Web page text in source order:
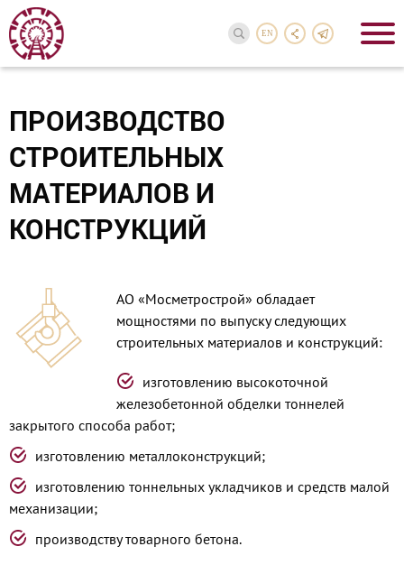
EN
ПРОИЗВОДСТВО
СТРОИТЕЛЬНЫХ
МАТЕРИАЛОВ И
КОНСТРУКЦИЙ
АО «Мосметрострой» обладает
мощностями по выпуску следующих
строительных материалов и конструкций:
изготовлению высокоточной
железобетонной обделки тоннелей
закрытого способа работ;
изготовлению металлоконструкций;
изготовлению тоннельных укладчиков и средств малой
механизации;
производству товарного бетона.